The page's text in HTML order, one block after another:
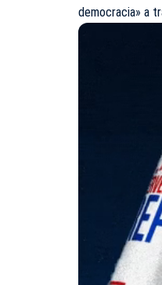
democracia» a